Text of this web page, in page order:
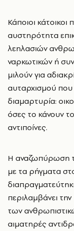
Κάποιοι
αυστηρότητα
λεηλασιών
ναρκωτικών ή
μιλούν για
αυταρχισμού που
διαμαρτυρία:
όσες το κάνουν
αντιποίνες.
Η αναζωπύρωση
με τα ρήγματα
περιλαμβάνει
των
αιματηρές